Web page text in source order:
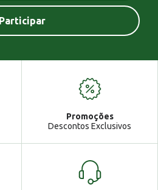
Promoções
Descontos Exclusivos